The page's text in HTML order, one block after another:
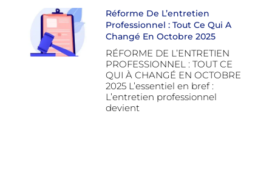
Réforme De L’entretien
Professionnel : Tout Ce Qui A
Changé En Octobre 2025
RÉFORME DE L’ENTRETIEN
PROFESSIONNEL : TOUT CE
QUI À CHANGÉ EN OCTOBRE
2025 L’essentiel en bref :
L’entretien professionnel
devient